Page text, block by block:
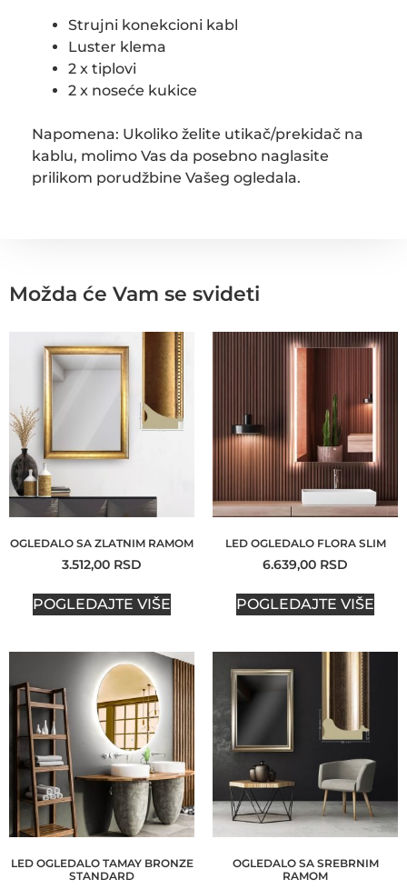
Strujni konekcioni kabl
Luster klema
2 x tiplovi
2 x noseće kukice
Napomena: Ukoliko želite utikač/prekidač na
kablu, molimo Vas da posebno naglasite
prilikom porudžbine Vašeg ogledala.
Možda će Vam se svideti
OGLEDALO SA ZLATNIM RAMOM
3.512,00 RSD
POGLEDAJTE VIŠE
LED OGLEDALO FLORA SLIM
6.639,00 RSD
POGLEDAJTE VIŠE
LED OGLEDALO TAMAY BRONZE
STANDARD
OGLEDALO SA SREBRNIM
RAMOM